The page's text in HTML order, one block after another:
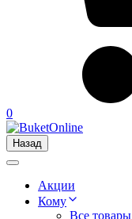
0
Назад
Акции
Кому
Все товары